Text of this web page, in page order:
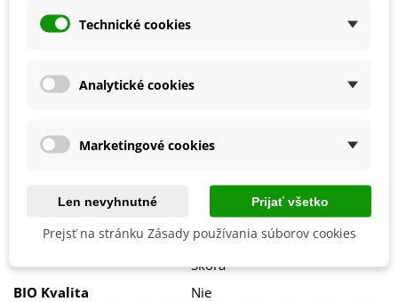
hnojenie môžeme používať napr.
Kristalon pre paradajky a
papriky.
Výsev/výsadba
Výrobca
SemenaOnline
Odroda
F1 Hybridná
September
Skorá
BIO Kvalita
Nie
Technické cookies
Analytické cookies
Marketingové cookies
Len nevyhnutné Prijať všetko
Prejsť na stránku Zásady používania súborov cookies